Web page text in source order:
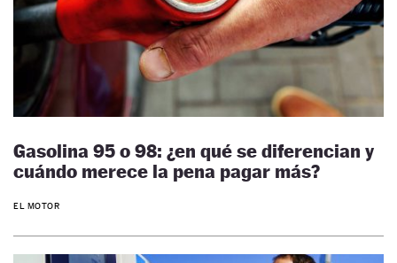
Gasolina 95 o 98: ¿en qué se diferencian y
cuándo merece la pena pagar más?
EL MOTOR